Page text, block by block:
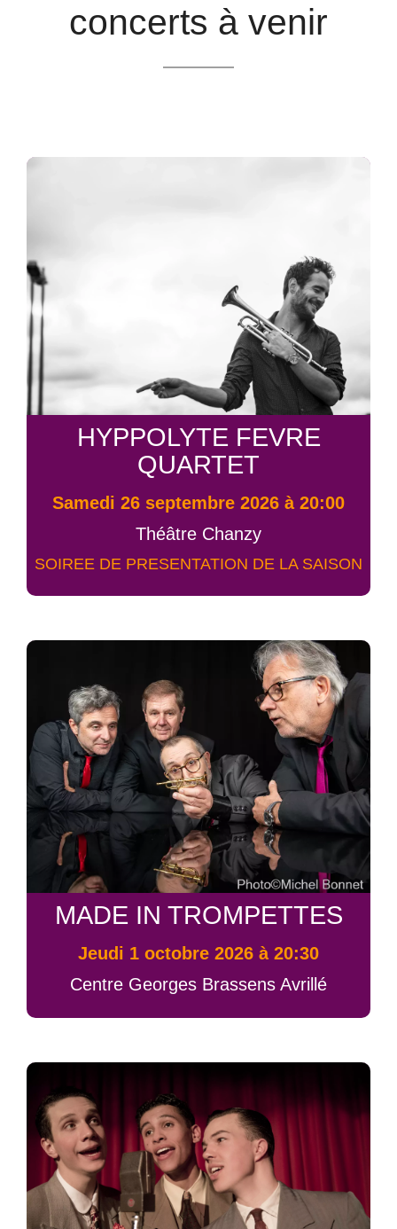
concerts à venir
HYPPOLYTE FEVRE
QUARTET
samedi 26 septembre 2026 à 20:00
Théâtre Chanzy
SOIREE DE PRESENTATION DE LA SAISON
MADE IN TROMPETTES
jeudi 1 octobre 2026 à 20:30
Centre Georges Brassens Avrillé